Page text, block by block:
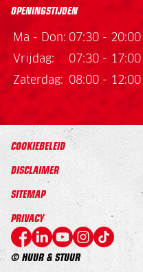
OPENINGSTIJDEN
Ma - Don: 07:30 - 20:00
Vrijdag:
07:30 - 17:00
Zaterdag:
08:00 - 12:00
© HUUR & STUUR
COOKIEBELEID
DISCLAIMER
SITEMAP
PRIVACY